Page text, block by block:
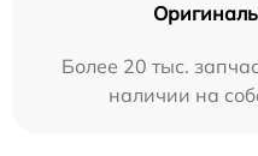
Более 20 тыс.
наличии на